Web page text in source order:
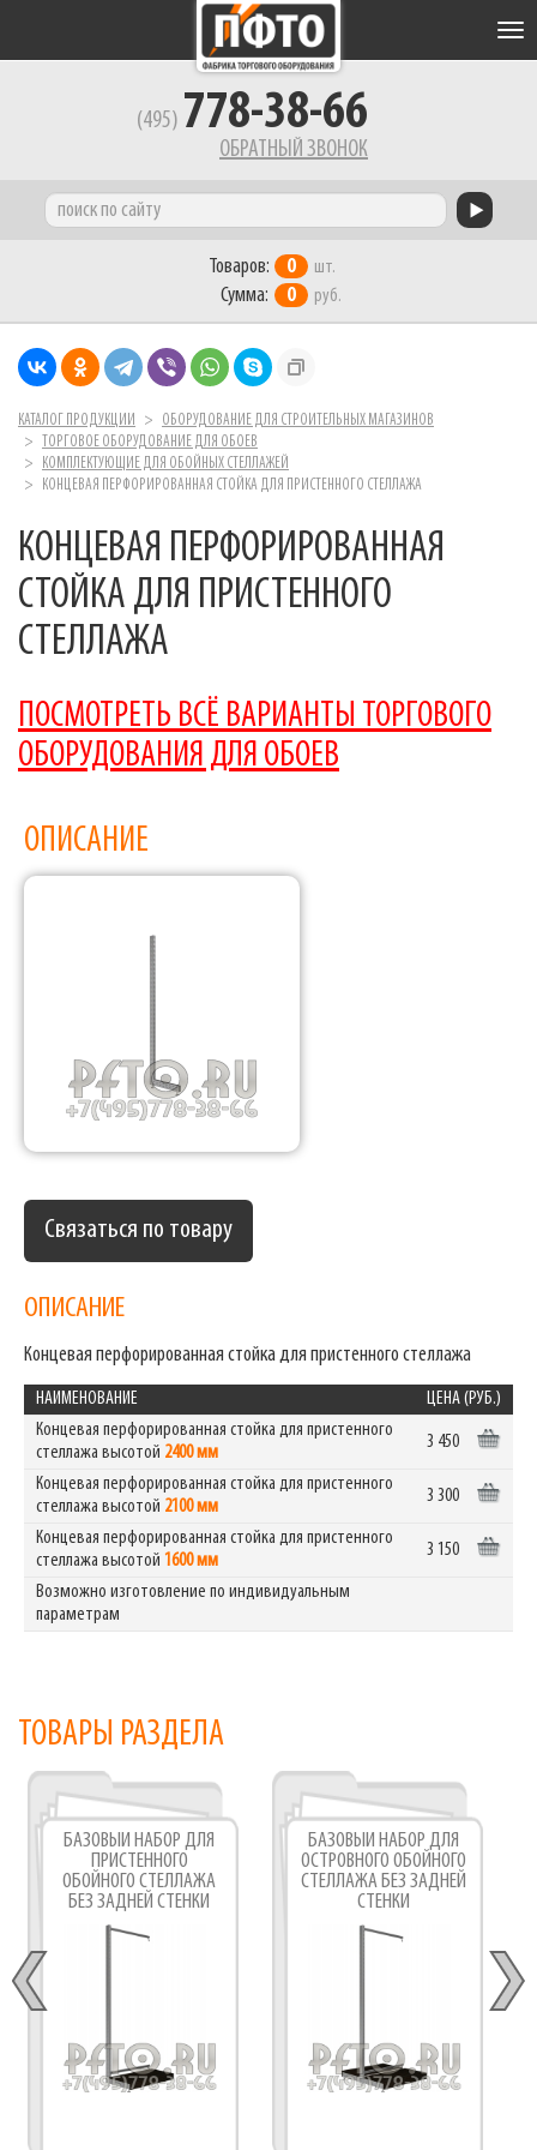
(495) 778-38-66
ОБРАТНЫЙ ЗВОНОК
Фабрика торгового оборудования
Товаров: 0 шт.
Сумма: 0 руб.
КАТАЛОГ ПРОДУКЦИИ
ОБОРУДОВАНИЕ ДЛЯ СТРОИТЕЛЬНЫХ МАГАЗИНОВ
ТОРГОВОЕ ОБОРУДОВАНИЕ ДЛЯ ОБОЕВ
КОМПЛЕКТУЮЩИЕ ДЛЯ ОБОЙНЫХ СТЕЛЛАЖЕЙ
КОНЦЕВАЯ ПЕРФОРИРОВАННАЯ СТОЙКА ДЛЯ ПРИСТЕННОГО СТЕЛЛАЖА
КОНЦЕВАЯ ПЕРФОРИРОВАННАЯ
СТОЙКА ДЛЯ ПРИСТЕННОГО
СТЕЛЛАЖА
ПОСМОТРЕТЬ ВСЁ ВАРИАНТЫ ТОРГОВОГО
ОБОРУДОВАНИЯ ДЛЯ ОБОЕВ
ОПИСАНИЕ
Связаться по товару
ОПИСАНИЕ
Концевая перфорированная стойка для пристенного стеллажа
НАИМЕНОВАНИЕ
ЦЕНА (РУБ.)
Концевая перфорированная стойка для пристенного
стеллажа высотой 2400 мм
3 450
Концевая перфорированная стойка для пристенного
стеллажа высотой 2100 мм
3 300
Концевая перфорированная стойка для пристенного
стеллажа высотой 1600 мм
3 150
Возможно изготовление по индивидуальным
параметрам
ТОВАРЫ РАЗДЕЛА
БАЗОВЫЙ НАБОР ДЛЯ
ПРИСТЕННОГО
ОБОЙНОГО СТЕЛЛАЖА
БЕЗ ЗАДНЕЙ СТЕНКИ
БАЗОВЫЙ НАБОР ДЛЯ
ОСТРОВНОГО ОБОЙНОГО
СТЕЛЛАЖА БЕЗ ЗАДНЕЙ
СТЕНКИ